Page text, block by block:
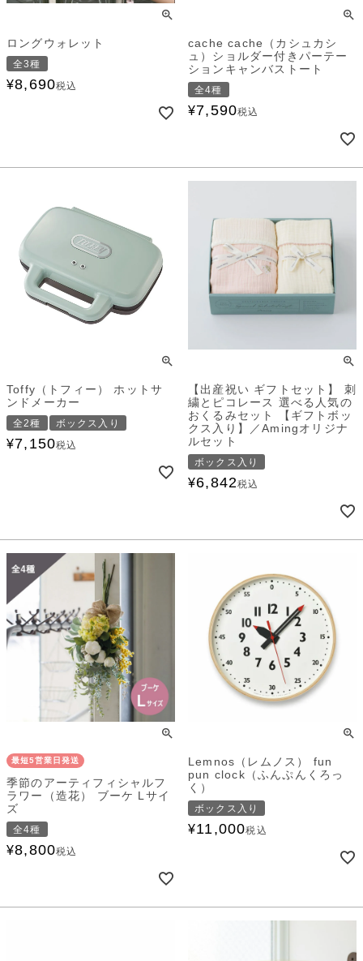
ロングウォレット
全3種
¥8,690税込
cache cache（カシュカシ
ュ）ショルダー付きパーテー
ションキャンバストート
全4種
¥7,590税込
Toffy（トフィー） ホットサ
ンドメーカー
全2種 ボックス入り
¥7,150税込
【出産祝い ギフトセット】 刺
繍とピコレース 選べる人気の
おくるみセット 【ギフトボッ
クス入り】／Amingオリジナ
ルセット
ボックス入り
¥6,842税込
最短5営業日発送
季節のアーティフィシャルフ
ラワー（造花） ブーケ Lサイ
ズ
全4種
¥8,800税込
Lemnos（レムノス） fun
pun clock（ふんぷんくろっ
く）
ボックス入り
¥11,000税込